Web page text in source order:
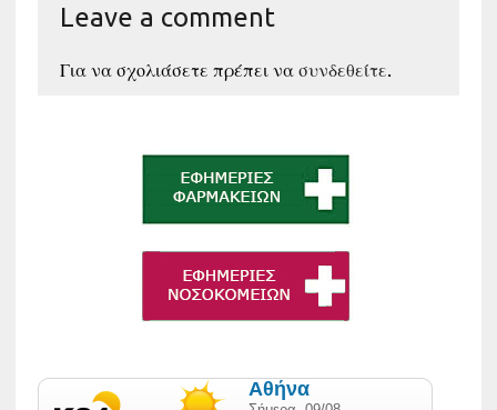
Leave a comment
Για να σχολιάσετε πρέπει νασυνδεθείτε.